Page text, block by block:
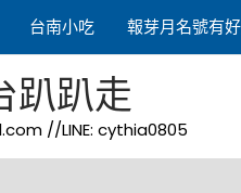
台南小吃 報芽月名號有
趴趴走
//LINE: cythia0805